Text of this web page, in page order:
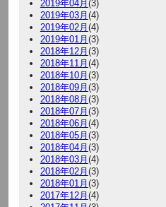
2019年04月 (3)
2019年03月 (4)
2019年02月 (4)
2019年01月 (3)
2018年12月 (3)
2018年11月 (4)
2018年10月 (3)
2018年09月 (3)
2018年08月 (3)
2018年07月 (3)
2018年06月 (4)
2018年05月 (3)
2018年04月 (3)
2018年03月 (4)
2018年02月 (3)
2018年01月 (3)
2017年12月 (4)